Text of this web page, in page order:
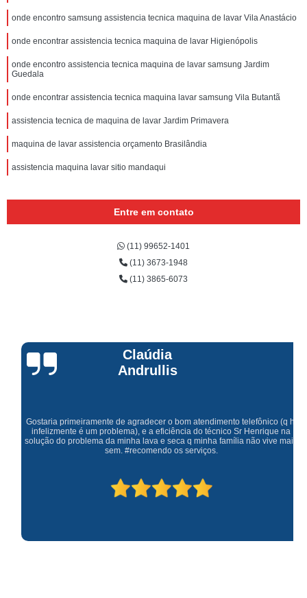
onde encontro samsung assistencia tecnica maquina de lavar Vila Anastácio
onde encontrar assistencia tecnica maquina de lavar Higienópolis
onde encontro assistencia tecnica maquina de lavar samsung Jardim
Guedala
onde encontrar assistencia tecnica maquina lavar samsung Vila Butantã
assistencia tecnica de maquina de lavar Jardim Primavera
maquina de lavar assistencia orçamento Brasilândia
assistencia maquina lavar sitio mandaqui
Entre em contato
(11) 99652-1401
(11) 3673-1948
(11) 3865-6073
Claúdia
Andrullis
Gostaria primeiramente de agradecer o bom atendimento telefônico (q hj
infelizmente é um problema), e a eficiência do técnico Sr Henrique na
solução do problema da minha lava e seca q minha família não vive mais
sem. #recomendo os serviços.